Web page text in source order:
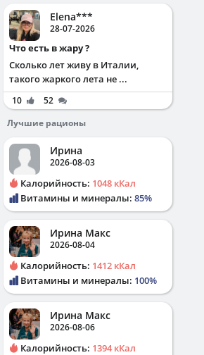
Elena***
28-07-2026
Что есть в жару ?
Сколько лет живу в Италии,
такого жаркого лета не ...
10
52
Лучшие рационы
Ирина
2026-08-03
Калорийность: 1048 кКал
Витамины и минералы: 85%
Ирина Макс
2026-08-04
Калорийность: 1412 кКал
Витамины и минералы: 100%
Ирина Макс
2026-08-06
Калорийность: 1394 кКал